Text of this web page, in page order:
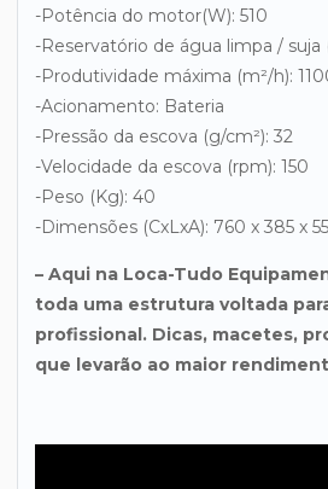
-Potência do motor(W): 510
-Reservatório de água limpa / suja
-Produtividade máxima (m²/h):
-Acionamento: Bateria
-Pressão da escova (g/cm²): 32
-Velocidade da escova (rpm): 150
-Peso (Kg): 40
-Dimensões (CxLxA): 760 x 385 x
– Aqui na Loca-Tudo
toda uma estrutura voltada
profissional. Dicas, macetes,
que levarão ao maior